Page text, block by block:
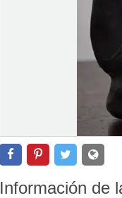
Información de